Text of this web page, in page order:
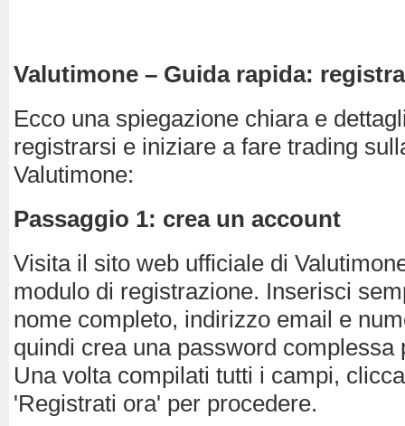
Valutimone – Guida rapida:
Ecco una spiegazione chiara e
registrarsi e iniziare a fare trading
Valutimone:
Passaggio 1: crea un account
Visita il sito web ufficiale di
modulo di registrazione. Inserisci
nome completo, indirizzo email e
quindi crea una password complessa
Una volta compilati tutti i campi,
'Registrati ora' per procedere.